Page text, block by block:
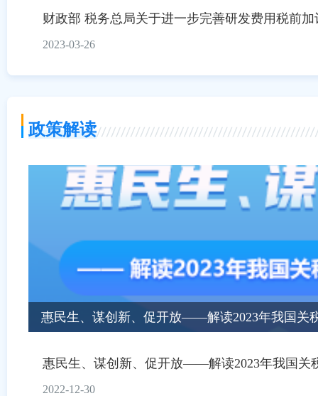
财政部 税务总局关于进一步完善研发费用税前
2023-03-26
政策解读
惠民生、谋创新、促开放——解读2023年我国关
惠民生、谋创新、促开放——解读2023年我国关
2022-12-30